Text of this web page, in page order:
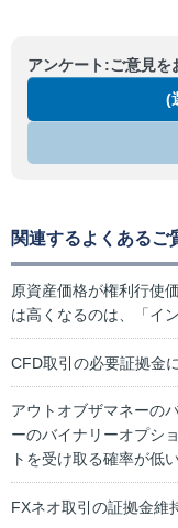
アンケート:ご意見を
(
関連するよくあるご
原資産価格が権利行使
は高くなるのは、「イ
CFD取引の必要証拠金
アウトオブザマネーの
ーのバイナリーオプシ
トを受け取る確率が低
FXネオ取引の証拠金維